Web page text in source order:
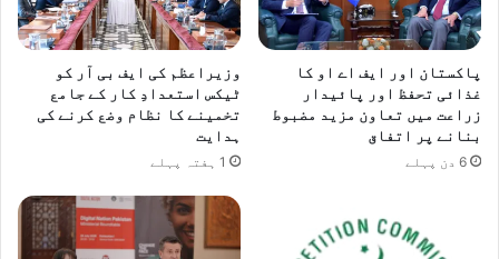
پاکستان اور ایف اے او کا
غذائی تحفظ اور پائیدار
زراعت میں تعاون مزید مضبوط
بنانے پر اتفاق
6 دن پہلے
وزیراعظم کی ایف بی آر کو
ٹیکس استعدادِ کار کے جامع
تخمینے کا نظام وضع کرنے کی
ہدایت
1 ہفتہ پہلے